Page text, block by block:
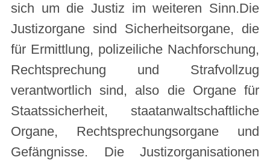
sich um die Justiz im weiteren Sinn.Die
Justizorgane sind Sicherheitsorgane, die
für Ermittlung, polizeiliche Nachforschung,
Rechtsprechung und Strafvollzug
verantwortlich sind, also die Organe für
Staatssicherheit, staatanwaltschaftliche
Organe, Rechtsprechungsorgane und
Gefängnisse. Die Justizorganisationen